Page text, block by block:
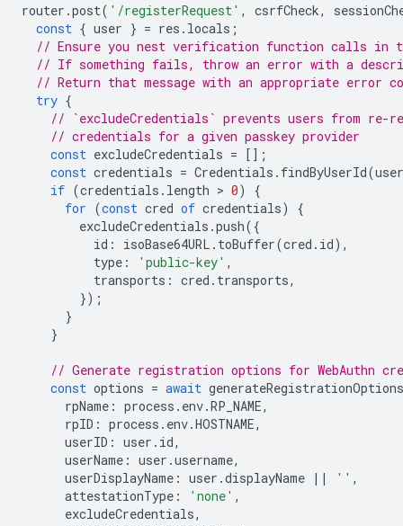
router .post( '/registerRequest' , csrfCheck,
const { user } = res . locals ;
// Ensure you nest verification function calls in
// If something fails, throw an error with a
// Return that message with an appropriate error
try {
// `excludeCredentials` prevents users from re-
// credentials for a given passkey provider
const excludeCredentials = [];
const credentials = Credentials . findByUserId(user
if (credentials . length > 0)
{
for (const cred of credentials)
{
excludeCredentials .push({
id : isoBase64URL . toBuffer(cred . id),
type : 'public-key' ,
transports : cred . transports,
});
}
}
// Generate registration options for WebAuthn
const options = await generateRegistrationOptions
rpName : process . env.RP_NAME,
rpID : process . env.HOSTNAME,
userID : user . id,
userName : user .username,
userDisplayName : user .displayName || '' ,
attestationType : 'none' ,
excludeCredentials,